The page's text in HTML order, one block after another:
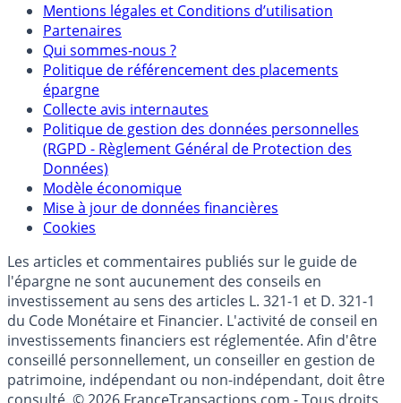
Mentions légales et Conditions d’utilisation
Partenaires
Qui sommes-nous ?
Politique de référencement des placements
épargne
Collecte avis internautes
Politique de gestion des données personnelles
(RGPD - Règlement Général de Protection des
Données)
Modèle économique
Mise à jour de données financières
Cookies
Les articles et commentaires publiés sur le guide de
l'épargne ne sont aucunement des conseils en
investissement au sens des articles L. 321-1 et D. 321-1
du Code Monétaire et Financier. L'activité de conseil en
investissements financiers est réglementée. Afin d'être
conseillé personnellement, un conseiller en gestion de
patrimoine, indépendant ou non-indépendant, doit être